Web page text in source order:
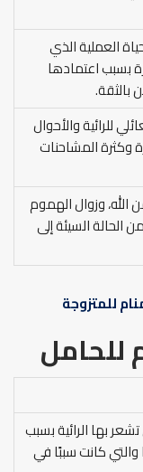
العملية الذي
بسبب اعتمادها
بالثقة.
للرائية والأحوال
وكثرة المشاحنات
الله، وزوال الهموم
الحالة السيئة إلى
للمتزوجة
للحامل
بها الرائية بسبب
والتي كانت سببًا في